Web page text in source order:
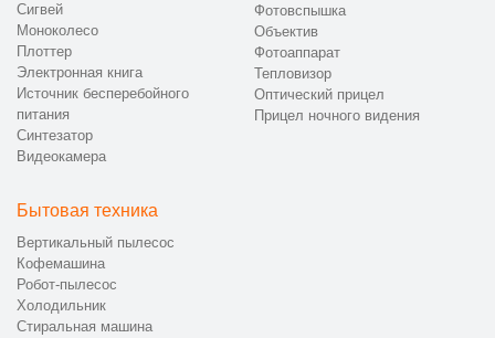
Сигвей
Моноколесо
Плоттер
Электронная книга
Источник бесперебойного
питания
Синтезатор
Видеокамера
Фотовспышка
Объектив
Фотоаппарат
Тепловизор
Оптический прицел
Прицел ночного видения
Бытовая техника
Вертикальный пылесос
Кофемашина
Робот-пылесос
Холодильник
Стиральная машина